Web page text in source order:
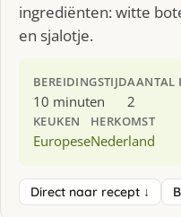
ingrediënten: witte
en sjalotje.
BEREIDINGSTIJD
10 minuten
AANTAL
2
KEUKEN
Europese
HERKOMST
Nederland
Direct naar recept ↓